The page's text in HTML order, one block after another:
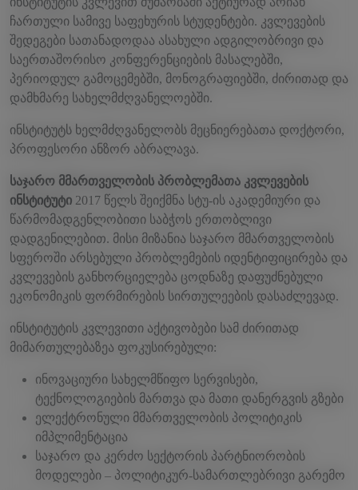
ჩართული სამივე საფეხურის სტუდენტები. კვლევების
შედეგები სათანადოდაა ასახული ადგილობრივი და
საერთაშორისო კონფერენციების მასალებში,
პერიოდულ გამოცემებში, მონოგრაფიებში, ძირითად და
დამხმარე სახელმძღვანელოებში.
ინსტიტუტს ხელმძღვანელობს მეცნიერებათა დოქტორი,
პროფესორი ანზორ აბრალავა.
საჯარო მმართველობის პრობლემათა კვლევების
ინსტიტუტი 2017 წელს შეიქმნა სტუ-ის აკადემიური და
წარმომადგენლობითი საბჭოს ერთობლივი
დადგენილებით. მისი მიზანია საჯარო მმართველობის
სფეროში არსებული პრობლემების იდენტიფიცირება და
კვლევების განხორციელება ცოდნაზე დაფუძნებული
ეკონომიკის ფორმირების სირთულეების დასაძლევად.
ინსტიტუტის კვლევითი აქტივობები სამ ძირითად
მიმართულებაზეა ფოკუსირებული:
ინოვაციური სახელმწიფო სერვისები,
ტექნოლოგიების მართვა და მათი დანერგვის გზები
ელექტრონული მმართველობის პოლიტიკის
იმპლიმენტაცია
საჯარო და კერძო სექტორის პარტნიორობის
მოდელები – პოლიტიკურ-სამართლებრივი გარემო